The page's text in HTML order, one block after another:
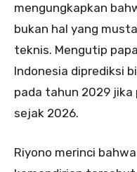
mengungkapkan
bukan hal yang
teknis. Mengutip
Indonesia diprediksi
pada tahun 2029
sejak 2026.
Riyono merinci